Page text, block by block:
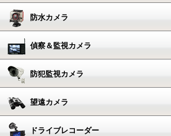
防水カメラ
偵察＆監視カメラ
防犯監視カメラ
望遠カメラ
ドライブレコーダー